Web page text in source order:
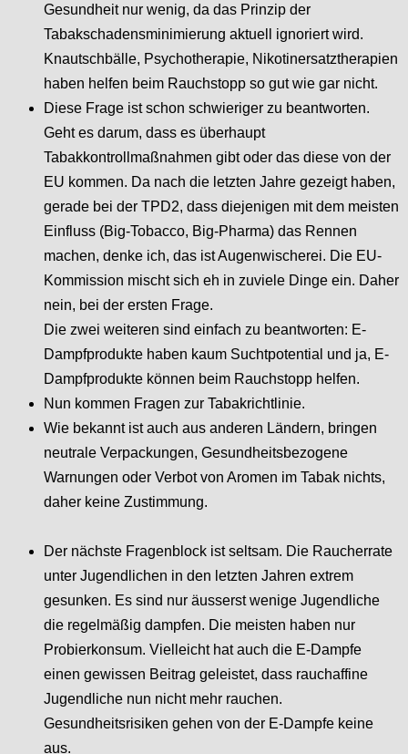
Gesundheit nur wenig, da das Prinzip der
Tabakschadensminimierung aktuell ignoriert wird.
Knautschbälle, Psychotherapie, Nikotinersatztherapien
haben helfen beim Rauchstopp so gut wie gar nicht.
Diese Frage ist schon schwieriger zu beantworten.
Geht es darum, dass es überhaupt
Tabakkontrollmaßnahmen gibt oder das diese von der
EU kommen. Da nach die letzten Jahre gezeigt haben,
gerade bei der TPD2, dass diejenigen mit dem meisten
Einfluss (Big-Tobacco, Big-Pharma) das Rennen
machen, denke ich, das ist Augenwischerei. Die EU-
Kommission mischt sich eh in zuviele Dinge ein. Daher
nein, bei der ersten Frage.
Die zwei weiteren sind einfach zu beantworten: E-
Dampfprodukte haben kaum Suchtpotential und ja, E-
Dampfprodukte können beim Rauchstopp helfen.
Nun kommen Fragen zur Tabakrichtlinie.
Wie bekannt ist auch aus anderen Ländern, bringen
neutrale Verpackungen, Gesundheitsbezogene
Warnungen oder Verbot von Aromen im Tabak nichts,
daher keine Zustimmung.
Der nächste Fragenblock ist seltsam. Die Raucherrate
unter Jugendlichen in den letzten Jahren extrem
gesunken. Es sind nur äusserst wenige Jugendliche
die regelmäßig dampfen. Die meisten haben nur
Probierkonsum. Vielleicht hat auch die E-Dampfe
einen gewissen Beitrag geleistet, dass rauchaffine
Jugendliche nun nicht mehr rauchen.
Gesundheitsrisiken gehen von der E-Dampfe keine
aus.